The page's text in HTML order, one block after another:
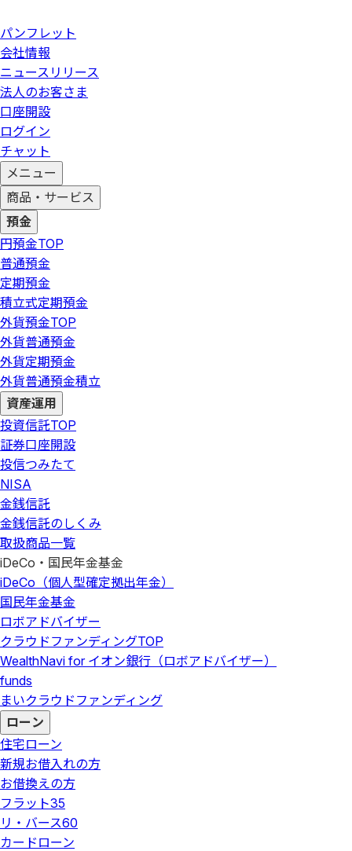
パンフレット
会社情報
ニュースリリース
法人のお客さま
口座開設
ログイン
チャット
メニュー
商品・サービス
預金
円預金TOP
普通預金
定期預金
積立式定期預金
外貨預金TOP
外貨普通預金
外貨定期預金
外貨普通預金積立
資産運用
投資信託TOP
証券口座開設
投信つみたて
NISA
金銭信託
金銭信託のしくみ
取扱商品一覧
iDeCo・国民年金基金
iDeCo（個人型確定拠出年金）
国民年金基金
ロボアドバイザー
クラウドファンディングTOP
WealthNavi for イオン銀行（ロボアドバイザー）
funds
まいクラウドファンディング
ローン
住宅ローン
新規お借入れの方
お借換えの方
フラット35
リ・バース60
カードローン